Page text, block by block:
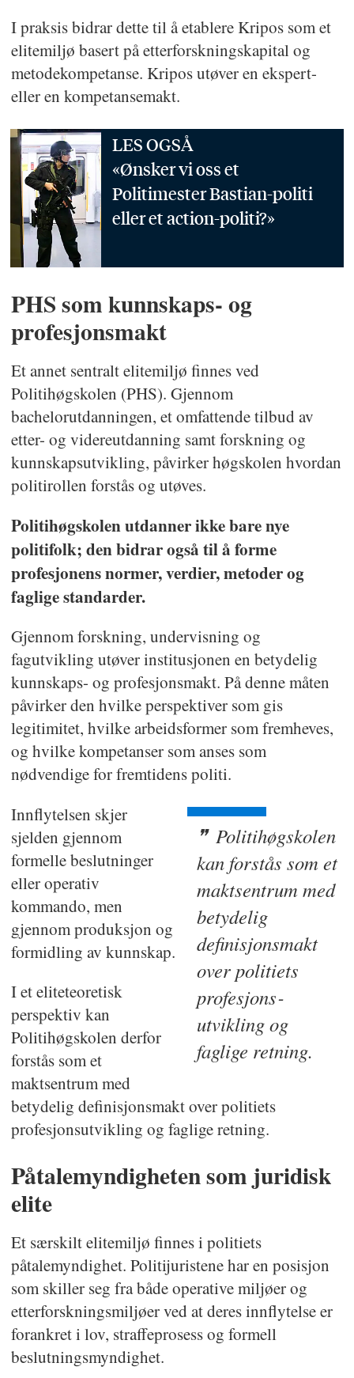
I praksis bidrar dette til å etablere Kripos som et
elitemiljø basert på etterforskningskapital og
metodekompetanse. Kripos utøver en ekspert-
eller en kompetansemakt.
LES OGSÅ
«Ønsker vi oss et
Politimester Bastian-politi
eller et action-politi?»
PHS som kunnskaps- og
profesjonsmakt
Et annet sentralt elitemiljø finnes ved
Politihøgskolen (PHS). Gjennom
bachelorutdanningen, et omfattende tilbud av
etter- og videreutdanning samt forskning og
kunnskapsutvikling, påvirker høgskolen hvordan
politirollen forstås og utøves.
Politihøgskolen utdanner ikke bare nye
politifolk; den bidrar også til å forme
profesjonens normer, verdier, metoder og
faglige standarder.
Gjennom forskning, undervisning og
fagutvikling utøver institusjonen en betydelig
kunnskaps- og profesjonsmakt. På denne måten
påvirker den hvilke perspektiver som gis
legitimitet, hvilke arbeidsformer som fremheves,
og hvilke kompetanser som anses som
nødvendige for fremtidens politi.
Politihøg­skolen
kan forstås som et
maktsentrum med
betydelig
definisjonsmakt
over politiets
profesjons­
utvikling og
faglige retning.
Innflytelsen skjer
sjelden gjennom
formelle beslutninger
eller operativ
kommando, men
gjennom produksjon og
formidling av kunnskap.
I et eliteteoretisk
perspektiv kan
Politihøgskolen derfor
forstås som et
maktsentrum med
betydelig definisjonsmakt over politiets
profesjonsutvikling og faglige retning.
Påtalemyndigheten som juridisk
elite
Et særskilt elitemiljø finnes i politiets
påtalemyndighet. Politijuristene har en posisjon
som skiller seg fra både operative miljøer og
etterforskningsmiljøer ved at deres innflytelse er
forankret i lov, straffeprosess og formell
beslutningsmyndighet.